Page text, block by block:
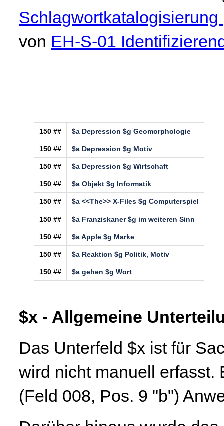
von EH-S-01
150 ## $a Depression $g Geomorphologie
150 ## $a Depression $g Motiv
150 ## $a Depression $g Wirtschaft
150 ## $a Objekt $g Informatik
150 ## $a <<The>> X-Files $g Computerspiel
150 ## $a Franziskaner $g im weiteren Sinn
150 ## $a Apple $g Marke
150 ## $a Reaktion $g Politik, Motiv
150 ## $a gehen $g Wort
$x - Allgemeine
Das Unterfeld $x ist für
wird nicht manuell erfasst.
(Feld 008, Pos. 9 "b")